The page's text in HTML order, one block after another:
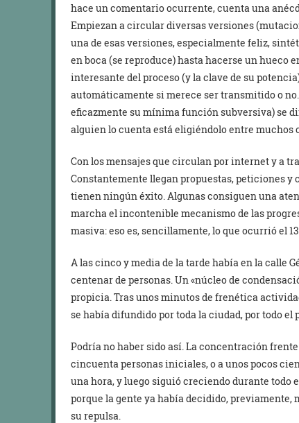
hace un comentario ocurrente, cuenta una
Empiezan a circular diversas versiones
una de esas versiones, especialmente feliz,
en boca (se reproduce) hasta hacerse un hueco
interesante del proceso (y la clave de su
automáticamente si merece ser transmitido o
eficazmente su mínima función subversiva) se
alguien lo cuenta está eligiéndolo entre muchos
Con los mensajes que circulan por internet y a
Constantemente llegan propuestas, peticiones
tienen ningún éxito. Algunas consiguen una
marcha el incontenible mecanismo de las
masiva: eso es, sencillamente, lo que ocurrió el
A las cinco y media de la tarde había en la calle
centenar de personas. Un «núcleo de
propicia. Tras unos minutos de frenética
se había difundido por toda la ciudad, por todo el
Podría no haber sido así. La concentración
cincuenta personas iniciales, o a unos pocos
una hora, y luego siguió creciendo durante todo
porque la gente ya había decidido,
su repulsa.